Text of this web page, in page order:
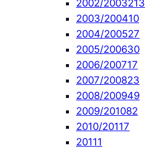
2002/2003213
2003/200410
2004/200527
2005/200630
2006/200717
2007/200823
2008/200949
2009/201082
2010/20117
20111